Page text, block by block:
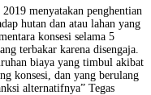
menyatakan penghentian
hutan dan atau lahan yang
konsesi selama 5
terbakar karena disengaja.
biaya yang timbul akibat
konsesi, dan yang berulang
alternatifnya” Tegas